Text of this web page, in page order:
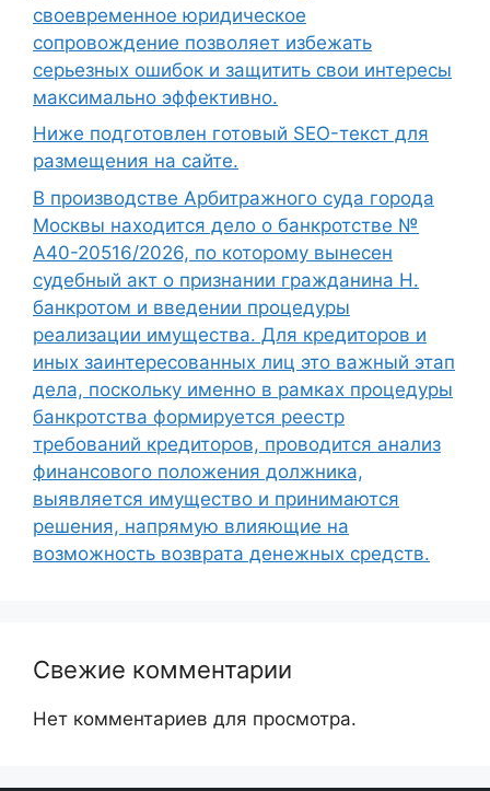
своевременное юридическое
сопровождение позволяет избежать
серьезных ошибок и защитить свои интересы
максимально эффективно.
Ниже подготовлен готовый SEO-текст для
размещения на сайте.
В производстве Арбитражного суда города
Москвы находится дело о банкротстве №
А40-20516/2026, по которому вынесен
судебный акт о признании гражданина Н.
банкротом и введении процедуры
реализации имущества. Для кредиторов и
иных заинтересованных лиц это важный этап
дела, поскольку именно в рамках процедуры
банкротства формируется реестр
требований кредиторов, проводится анализ
финансового положения должника,
выявляется имущество и принимаются
решения, напрямую влияющие на
возможность возврата денежных средств.
Свежие комментарии
Нет комментариев для просмотра.